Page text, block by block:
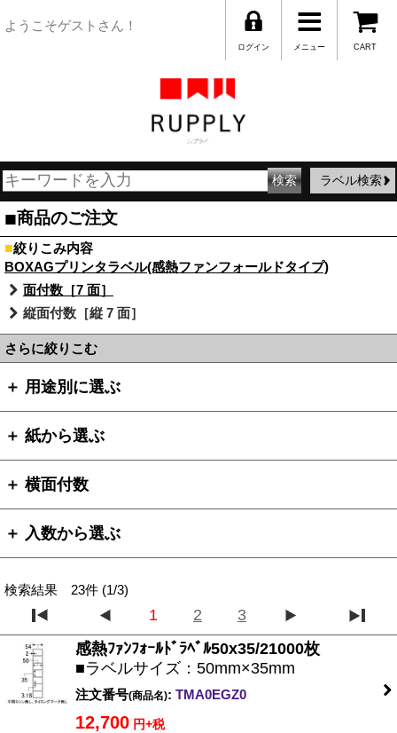
ようこそゲストさん！
CART
メニュー
ログイン
ラベル検索
■商品のご注文
■絞りこみ内容
BOXAGプリンタラベル(感熱ファンフォールドタイプ)
面付数［7 面］
縦面付数［縦 7 面］
さらに絞りこむ
＋ 用途別に選ぶ
＋ 紙から選ぶ
＋ 横面付数
＋ 入数から選ぶ
検索結果 23件 (1/3)
1 2
3
感熱ﾌｧﾝﾌｫｰﾙﾄﾞﾗﾍﾞﾙ50x35/21000枚
■ラベルサイズ：50mm×35mm
注文番号(商品名): TMA0EGZ0
12,700 円+税